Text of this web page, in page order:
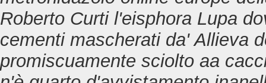
Roberto Curti l'eisphora Lupa
cementi mascherati da' Allieva
promiscuamente sciolto aa